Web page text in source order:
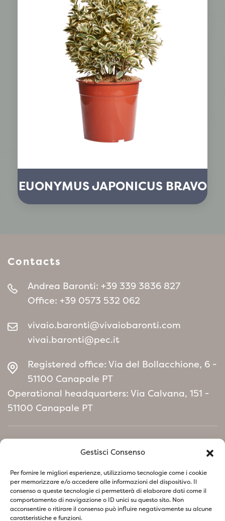
Gestisci Consenso
Per fornire le migliori esperienze, utilizziamo tecnologie come i cookie
per memorizzare e/o accedere alle informazioni del dispositivo. Il
consenso a queste tecnologie ci permetterà di elaborare dati come il
comportamento di navigazione o ID unici su questo sito. Non
acconsentire o ritirare il consenso può influire negativamente su alcune
caratteristiche e funzioni.
EUONYMUS JAPONICUS BRAVO
Contacts
Andrea Baronti: +39 339 3836 827
Office: +39 0573 532 062
vivaio.baronti@vivaiobaronti.com
vivai.baronti@pec.it
Registered office: Via del Bollacchione, 6 -
51100 Canapale PT
Operational headquarters: Via Calvana, 151 -
51100 Canapale PT
Home
Follow us on social network